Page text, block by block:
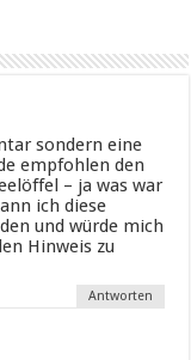
sondern eine
empfohlen den
– ja was war
ich diese
und würde mich
Hinweis zu
Antworten